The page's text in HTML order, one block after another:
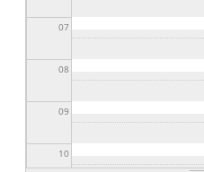
07
08
09
10